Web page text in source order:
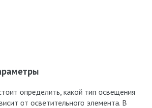
определить, какой тип освещения
от осветительного элемента. В